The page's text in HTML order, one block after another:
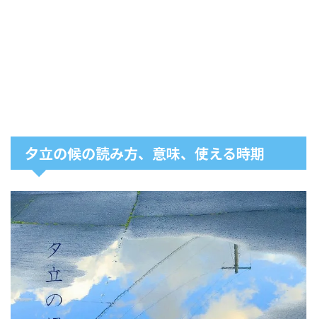
夕立の候の読み方、意味、使える時期